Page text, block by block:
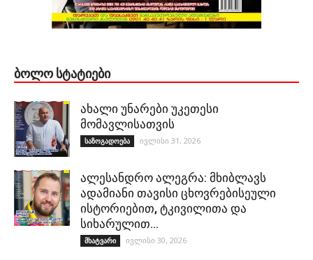
ᲑᲝᲚᲝ ᲡᲢᲐᲢᲘᲔᲑᲘ
ახალი უნარები უკეთესი
მომავლისათვის
საზოგადოება ივლისი 31, 2026
ალესანდრო ალეგრა: მხიბლავს
ადამიანი თავისი ცხოვრებისეული
ისტორიებით, ტკივილითა და
სიხარულით…
მხატვარი ივლისი 30, 2026